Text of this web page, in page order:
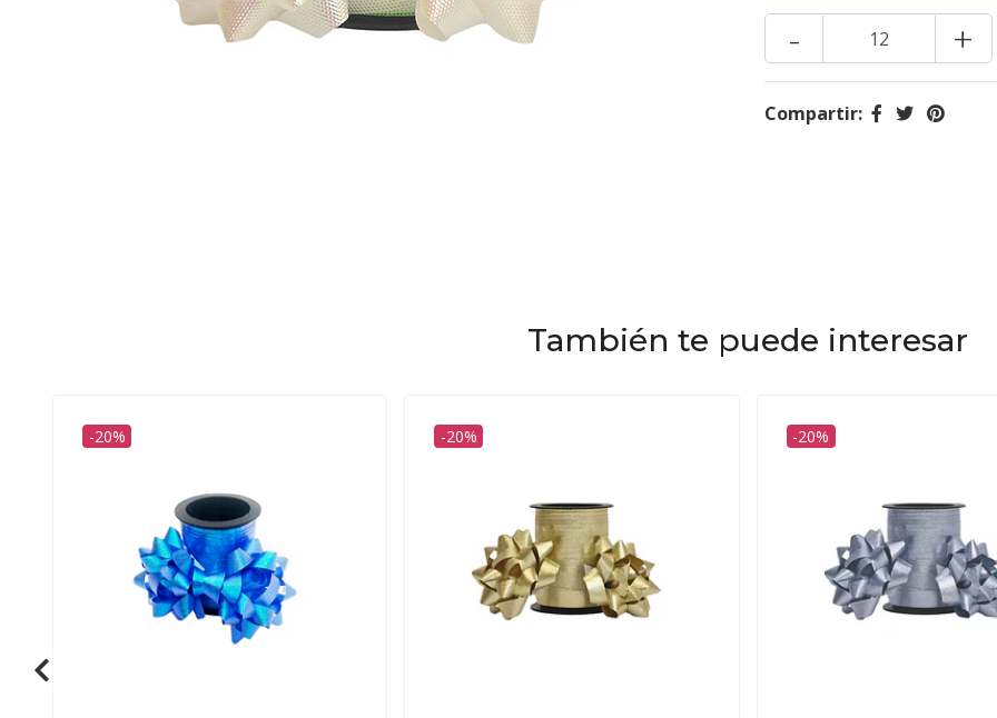
+
-
Compartir:
También te puede interesar
-20% -20% -20%